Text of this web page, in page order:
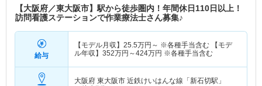
【大阪府／東大阪市】駅から徒歩圏内！年間休日110日以上！
訪問看護ステーションで作業療法士さん募集♪
給与
【モデル月収】 25.5万円～ ※各種手当含む 【モデ
ル年収】 352万円～424万円 ※各種手当含む
大阪府 東大阪市 近鉄けいはんな線「新石切駅」